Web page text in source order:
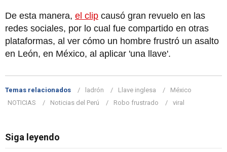
De esta manera, el clip causó gran revuelo en las
redes sociales, por lo cual fue compartido en otras
plataformas, al ver cómo un hombre frustró un asalto
en León, en México, al aplicar 'una llave'.
Temas relacionados ladrón Llave inglesa
México
NOTICIAS
Noticias del Perú Robo frustrado viral
Siga leyendo